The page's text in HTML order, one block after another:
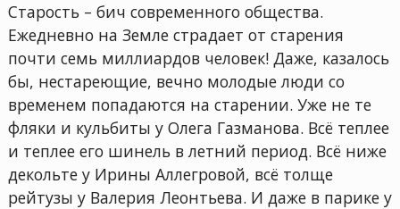
Старость – бич современного общества.
Ежедневно на Земле страдает от старения
почти семь миллиардов человек! Даже, казалось
бы, нестареющие, вечно молодые люди со
временем попадаются на старении. Уже не те
фляки и кульбиты у Олега Газманова. Всё теплее
и теплее его шинель в летний период. Всё ниже
декольте у Ирины Аллегровой, всё толще
рейтузы у Валерия Леонтьева. И даже в парике у